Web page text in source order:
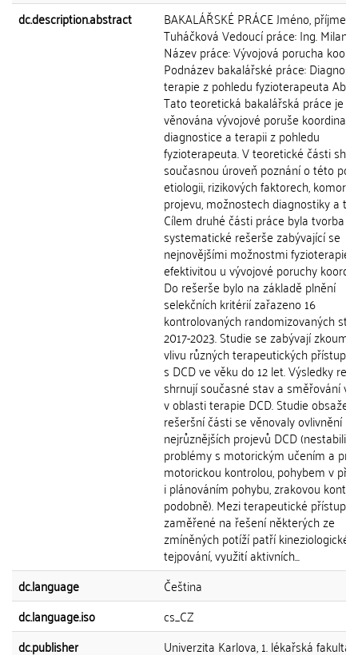
dc.description.abstract
BAKALÁŘSKÉ PRÁCE Jméno,
Tuháčková Vedoucí práce: Ing. Milan
Název práce: Vývojová porucha
Podnázev bakalářské práce:
terapie z pohledu fyzioterapeuta
Tato teoretická bakalářská práce je
věnována vývojové poruše
diagnostice a terapii z pohledu
fyzioterapeuta. V teoretické části
současnou úroveň poznání o této
etiologii, rizikových faktorech,
projevu, možnostech diagnostiky a
Cílem druhé části práce byla tvorba
systematické rešerše zabývající se
nejnovějšími možnostmi fyzioterapie
efektivitou u vývojové poruchy
Do rešerše bylo na základě plnění
selekčních kritérií zařazeno 16
kontrolovaných randomizovaných
2017-2023. Studie se zabývají
vlivu různých terapeutických přístupů
s DCD ve věku do 12 let. Výsledky
shrnují současné stav a směřování
v oblasti terapie DCD. Studie
rešeršní části se věnovaly ovlivnění
nejrůznějších projevů DCD (nestabilita,
problémy s motorickým učením a
motorickou kontrolou, pohybem v
i plánováním pohybu, zrakovou
podobně). Mezi terapeutické přístupy
zaměřené na řešení některých ze
zmíněných potíží patří kineziologické
tejpování, využití aktivních...
dc.language
Čeština
dc.language.iso
cs_CZ
dc.publisher
Univerzita Karlova, 1. lékařská fakulta